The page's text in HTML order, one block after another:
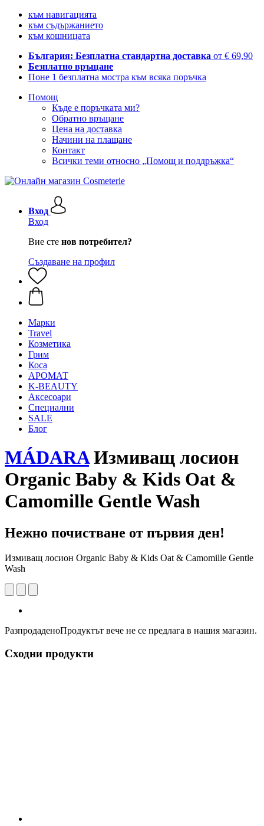
към навигацията
към съдържанието
към кошницата
България: Безплатна стандартна доставка от € 69,90
Безплатно връщане
Поне 1 безплатна мостра към всяка поръчка
Помощ
Къде е поръчката ми?
Обратно връщане
Цена на доставка
Начини на плащане
Контакт
Всички теми относно „Помощ и поддръжка“
Вход
Вход
Вие сте нов потребител?
Създаване на профил
Mарки
Travel
Козметика
Грим
Коса
АРОМАТ
K-BEAUTY
Аксесоари
Специални
SALE
Блог
MÁDARAИзмиващ лосион
Organic Baby & Kids Oat &
Camomille Gentle Wash
Нежно почистване от първия ден!
Измиващ лосион Organic Baby & Kids Oat & Camomille Gentle
Wash
РазпродаденоПродуктът вече не се предлага в нашия магазин.
Сходни продукти